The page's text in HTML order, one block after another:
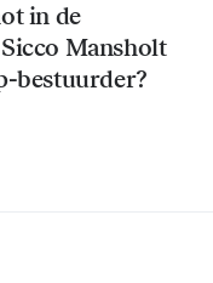
in de
Mansholt
bestuurder?